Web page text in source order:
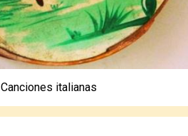
Canciones italianas